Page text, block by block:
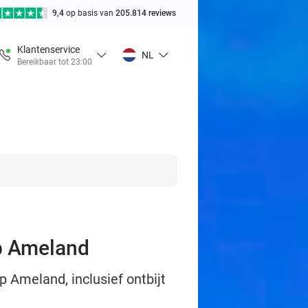
9,4 op basis van 205.814 reviews
Klantenservice
Bereikbaar tot 23:00
NL
Ameland, inclusief ontbijt